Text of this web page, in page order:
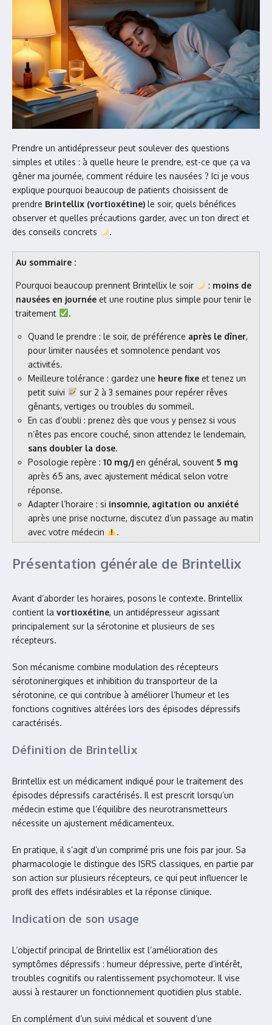
Prendre un antidépresseur peut soulever des questions
simples et utiles : à quelle heure le prendre, est-ce que ça va
gêner ma journée, comment réduire les nausées ? Ici je vous
explique pourquoi beaucoup de patients choisissent de
prendre Brintellix (vortioxétine) le soir, quels bénéfices
observer et quelles précautions garder, avec un ton direct et
des conseils concrets
.
Au sommaire :
Pourquoi beaucoup prennent Brintellix le soir : moins de
nausées en journée et une routine plus simple pour tenir le
traitement
.
Quand le prendre : le soir, de préférence après le dîner,
pour limiter nausées et somnolence pendant vos
activités.
Meilleure tolérance : gardez une heure fixe et tenez un
petit suivi
sur 2 à 3 semaines pour repérer rêves
gênants, vertiges ou troubles du sommeil.
En cas d’oubli : prenez dès que vous y pensez si vous
n’êtes pas encore couché, sinon attendez le lendemain,
sans doubler la dose.
Posologie repère : 10 mg/j en général, souvent 5 mg
après 65 ans, avec ajustement médical selon votre
réponse.
Adapter l’horaire : si insomnie, agitation ou anxiété
après une prise nocturne, discutez d’un passage au matin
avec votre médecin
.
Présentation générale de Brintellix
Avant d’aborder les horaires, posons le contexte. Brintellix
contient la vortioxétine, un antidépresseur agissant
principalement sur la sérotonine et plusieurs de ses
récepteurs.
Son mécanisme combine modulation des récepteurs
sérotoninergiques et inhibition du transporteur de la
sérotonine, ce qui contribue à améliorer l’humeur et les
fonctions cognitives altérées lors des épisodes dépressifs
caractérisés.
Définition de Brintellix
Brintellix est un médicament indiqué pour le traitement des
épisodes dépressifs caractérisés. Il est prescrit lorsqu’un
médecin estime que l’équilibre des neurotransmetteurs
nécessite un ajustement médicamenteux.
En pratique, il s’agit d’un comprimé pris une fois par jour. Sa
pharmacologie le distingue des ISRS classiques, en partie par
son action sur plusieurs récepteurs, ce qui peut influencer le
profil des effets indésirables et la réponse clinique.
Indication de son usage
L’objectif principal de Brintellix est l’amélioration des
symptômes dépressifs : humeur dépressive, perte d’intérêt,
troubles cognitifs ou ralentissement psychomoteur. Il vise
aussi à restaurer un fonctionnement quotidien plus stable.
En complément d’un suivi médical et souvent d’une